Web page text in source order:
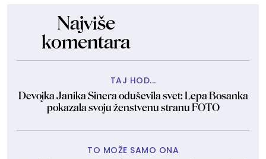
Najviše
komentara
TAJ HOD...
Devojka Janika Sinera oduševila svet: Lepa Bosanka
pokazala svoju ženstvenu stranu FOTO
TO MOŽE SAMO ONA